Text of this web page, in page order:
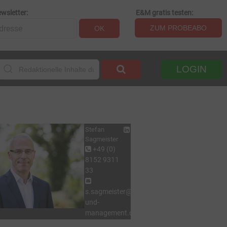
OK
E&M gratis testen:
ZUM PROBEABO
LOGIN
Stefan
Sagmeister
+49 (0)
8152 9311
33
s.sagmeister@energie-
und-
management.de